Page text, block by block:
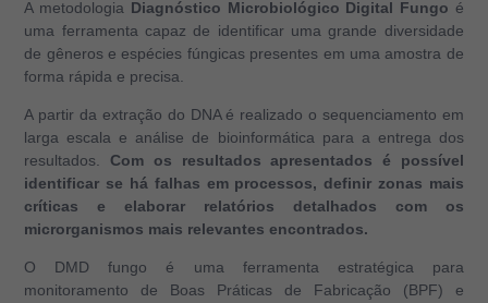
A metodologia Diagnóstico Microbiológico Digital Fungo é
uma ferramenta capaz de identificar uma grande diversidade
de gêneros e espécies fúngicas presentes em uma amostra de
forma rápida e precisa.
A partir da extração do DNA é realizado o sequenciamento em
larga escala e análise de bioinformática para a entrega dos
resultados.Com os resultados apresentados é possível
identificar se há falhas em processos, definir zonas mais
críticas e elaborar relatórios detalhados com os
microrganismos mais relevantes encontrados.
O DMD fungo é uma ferramenta estratégica para
monitoramento de Boas Práticas de Fabricação (BPF) e